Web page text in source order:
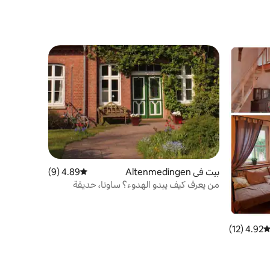
متوسط التقييم 4.92 من 5، 12 مراجعات
4.92 (12)
بيت في Altenmedingen متوسط التقييم 4.89 من 5، 9 مراجعات
4.89 (9)
من يعرف كيف يبدو الهدوء؟ ساونا، حديقة